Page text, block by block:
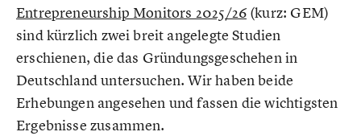
Entrepreneurship Monitors 2025/26(kurz: GEM)
sind kürzlich zwei breit angelegte Studien
erschienen, die das Gründungsgeschehen in
Deutschland untersuchen. Wir haben beide
Erhebungen angesehen und fassen die wichtigsten
Ergebnisse zusammen.